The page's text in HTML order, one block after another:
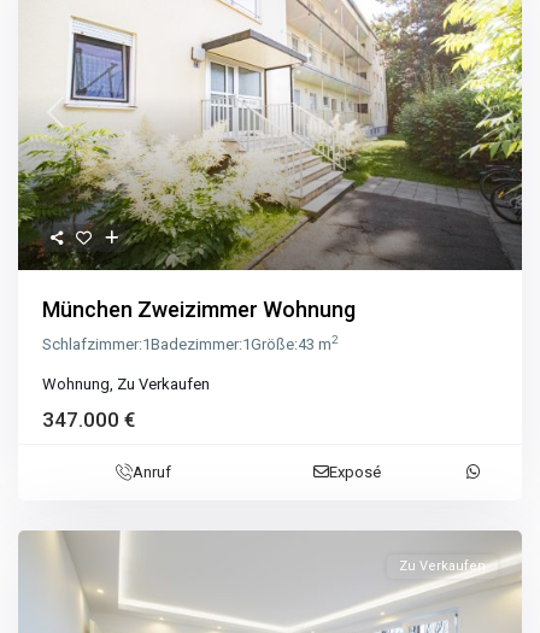
Previous Next
München Zweizimmer Wohnung
Schlafzimmer:1Badezimmer:1Größe:43 m2
Wohnung Zu Verkaufen
347.000 €
Anruf Exposé
Zu Verkaufen